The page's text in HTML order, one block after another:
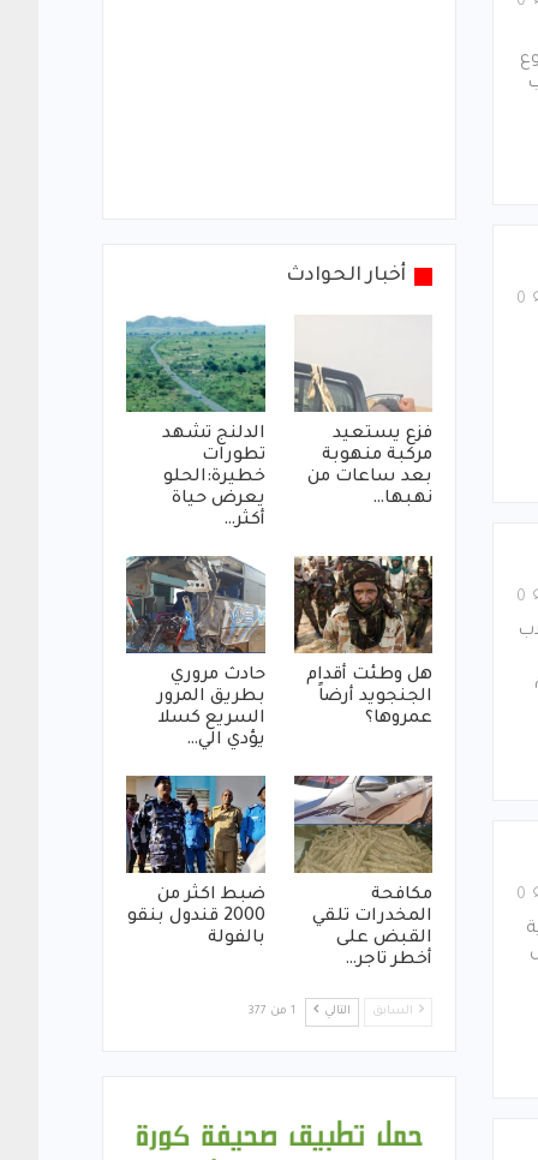
أخبار الحوادث
فزع يستعيد
مركبة منهوبة
بعد ساعات من
نهبها…
الدلنج تشهد
تطورات
خطيرة:الحلو
يعرض حياة
أكثر…
هل وطئت أقدام
الجنجويد أرضاً
عمروها؟
حادث مروري
بطريق المرور
السريع كسلا
يؤدي الي…
مكافحة
المخدرات تلقي
القبض على
أخطر تاجر…
ضبط اكثر من
2000 قندول بنقو
بالفولة
السابق التالي 1 من 377